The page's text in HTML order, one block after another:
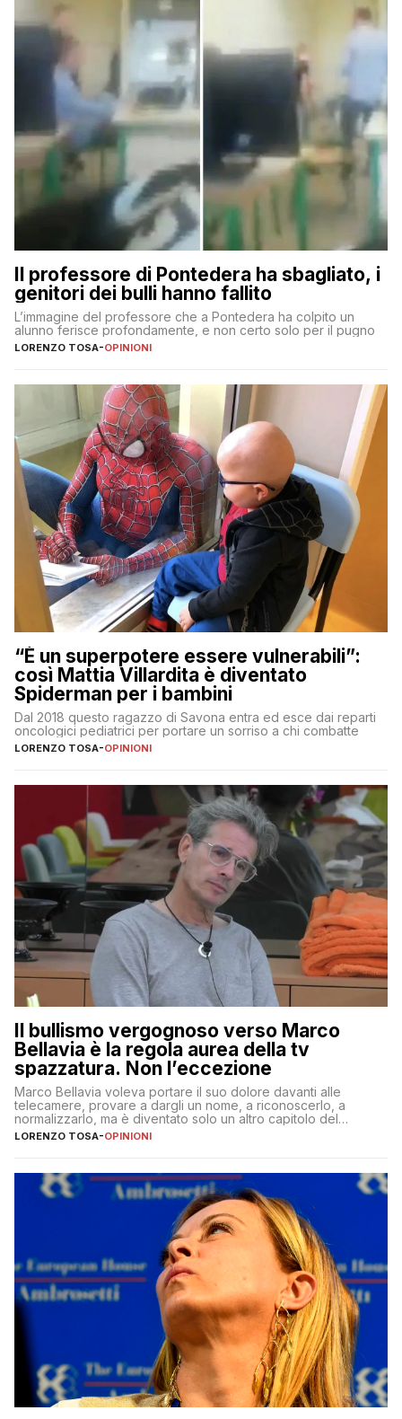
Il professore di Pontedera ha sbagliato, i
genitori dei bulli hanno fallito
L’immagine del professore che a Pontedera ha colpito un
alunno ferisce profondamente, e non certo solo per il pugno
LORENZO TOSA-OPINIONI
“È un superpotere essere vulnerabili”:
così Mattia Villardita è diventato
Spiderman per i bambini
Dal 2018 questo ragazzo di Savona entra ed esce dai reparti
oncologici pediatrici per portare un sorriso a chi combatte
LORENZO TOSA-OPINIONI
Il bullismo vergognoso verso Marco
Bellavia è la regola aurea della tv
spazzatura. Non l’eccezione
Marco Bellavia voleva portare il suo dolore davanti alle
telecamere, provare a dargli un nome, a riconoscerlo, a
normalizzarlo, ma è diventato solo un altro capitolo del
copione
LORENZO TOSA-OPINIONI